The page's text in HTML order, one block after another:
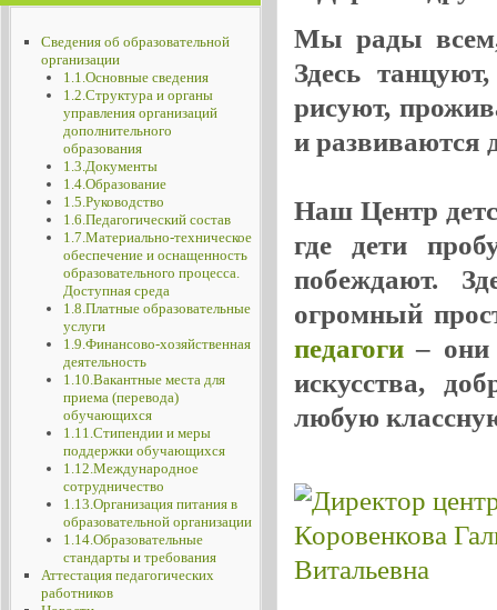
Сведения об образовательной
организации
1.1.Основные сведения
1.2.Структура и органы
управления организаций
дополнительного
образования
1.3.Документы
1.4.Образование
1.5.Руководство
1.6.Педагогический состав
1.7.Материально-техническое
обеспечение и оснащенность
образовательного процесса.
Доступная среда
1.8.Платные образовательные
услуги
1.9.Финансово-хозяйственная
деятельность
1.10.Вакантные места для
приема (перевода)
обучающихся
1.11.Стипендии и меры
поддержки обучающихся
1.12.Международное
сотрудничество
1.13.Организация питания в
образовательной организации
1.14.Образовательные
стандарты и требования
Аттестация педагогических
работников
Мы рады всем,
Здесь
рисуют,
и развиваются
Наш Центр
где дети
побеждают.
огромный
педагоги– они
искусства,
любую